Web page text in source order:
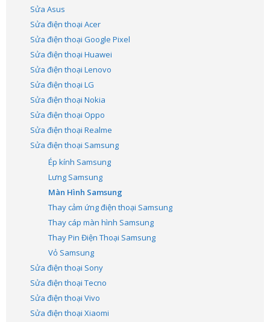
Sửa Asus
Sửa điện thoại Acer
Sửa điện thoại Google Pixel
Sửa điện thoại Huawei
Sửa điện thoại Lenovo
Sửa điện thoại LG
Sửa điện thoại Nokia
Sửa điện thoại Oppo
Sửa điện thoại Realme
Sửa điện thoại Samsung
Ép kính Samsung
Lưng Samsung
Màn Hình Samsung
Thay cảm ứng điện thoại Samsung
Thay cáp màn hình Samsung
Thay Pin Điện Thoại Samsung
Vỏ Samsung
Sửa điện thoại Sony
Sửa điện thoại Tecno
Sửa điện thoại Vivo
Sửa điện thoại Xiaomi